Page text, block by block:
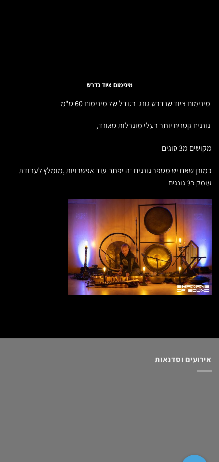
מינימום ציוד נדרש
מינימום ציוד שנדרש גונג בגודל של מינימום 60 ס"מ
גונגים קטנים יותר בעלי מוגבלות סאונד,
מקושים מ3 סוגים
כמובן שאם יש מספר גונגים זה יפתח עוד אפשרויות ,מומלץ לעבודת
עומק כ3 גונגים
אירועים וסדנאות